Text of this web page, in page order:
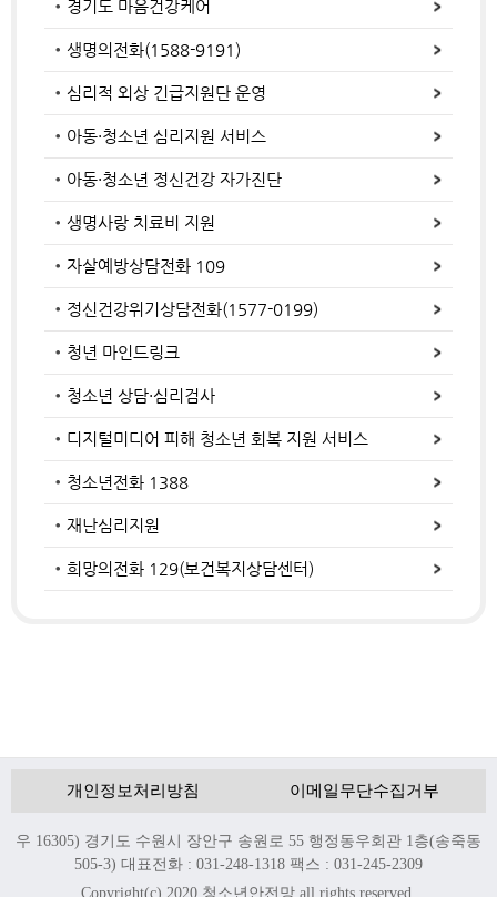
경기도 마음건강케어
생명의전화(1588-9191)
심리적 외상 긴급지원단 운영
아동·청소년 심리지원 서비스
아동·청소년 정신건강 자가진단
생명사랑 치료비 지원
자살예방상담전화 109
정신건강위기상담전화(1577-0199)
청년 마인드링크
청소년 상담·심리검사
디지털미디어 피해 청소년 회복 지원 서비스
청소년전화 1388
재난심리지원
희망의전화 129(보건복지상담센터)
개인정보처리방침 이메일무단수집거부
우 16305) 경기도 수원시 장안구 송원로 55 행정동우회관 1층(송죽동
505-3) 대표전화 : 031-248-1318 팩스 : 031-245-2309
Copyright(c) 2020 청소년안전망 all rights reserved.